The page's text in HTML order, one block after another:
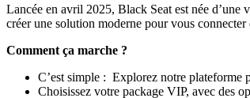
Lancée en avril 2025, Black Seat est née
créer une solution moderne pour vous
Comment ça marche ?
C’est simple : Explorez notre plateforme
Choisissez votre package VIP, avec des